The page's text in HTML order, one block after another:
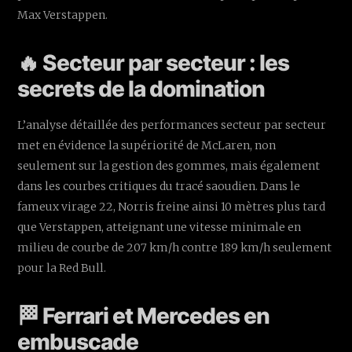
Max Verstappen.
🔥 Secteur par secteur : les
secrets de la domination
L’analyse détaillée des performances secteur par secteur
met en évidence la supériorité de McLaren, non
seulement sur la gestion des gommes, mais également
dans les courbes critiques du tracé saoudien. Dans le
fameux virage 22, Norris freine ainsi 10 mètres plus tard
que Verstappen, atteignant une vitesse minimale en
milieu de courbe de 207 km/h contre 189 km/h seulement
pour la Red Bull.
🏁 Ferrari et Mercedes en
embuscade